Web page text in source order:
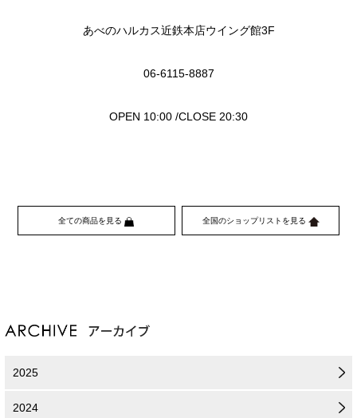
あべのハルカス近鉄本店ウイング館3F
06-6115-8887
OPEN 10:00 /CLOSE 20:30
全ての商品を見る 全国のショップリストを見る
2025
2024